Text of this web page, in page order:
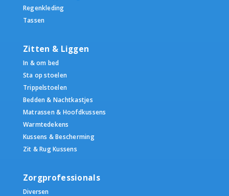
Regenkleding
Tassen
Zitten & Liggen
In & om bed
Sta op stoelen
Trippelstoelen
Bedden & Nachtkastjes
Matrassen & Hoofdkussens
Warmtedekens
Kussens & Bescherming
Zit & Rug Kussens
Zorgprofessionals
Diversen